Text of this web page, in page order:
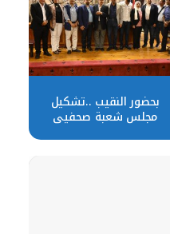
بحضور النقيب ..تشكيل
مجلس شعبة صحفيي